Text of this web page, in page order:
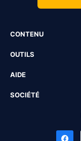
CONTENU
OUTILS
AIDE
SOCIÉTÉ